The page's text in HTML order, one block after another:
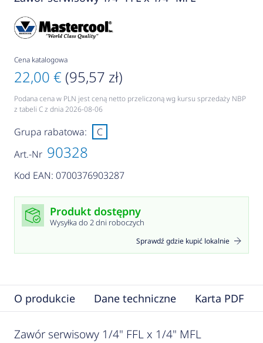
Cena katalogowa
22,00 € (95,57 zł)
Podana cena w PLN jest ceną netto przeliczoną wg kursu sprzedaży NBP
z tabeli C z dnia 2026-08-06
Art.-Nr 90328
Kod EAN: 0700376903287
Grupa rabatowa: C
Produkt dostępny
Wysyłka do 2 dni roboczych
Sprawdź gdzie kupić lokalnie
O produkcie Dane techniczne Karta PDF
Zawór serwisowy 1/4" FFL x 1/4" MFL